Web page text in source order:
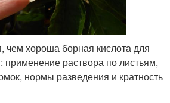
чем хороша борная кислота для
применение раствора по листьям,
нормы разведения и кратность